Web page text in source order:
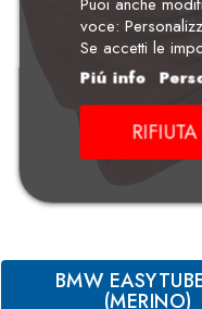
Kaki Nero
BMW
(MERINO)
voce:
Se accetti le
Piú info